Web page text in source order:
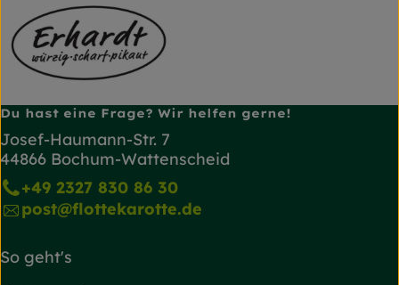
Du hast eine Frage? Wir helfen gerne!
Josef-Haumann-Str. 7
44866 Bochum-Wattenscheid
+49 2327 830 86 30
post@flottekarotte.de
So geht's